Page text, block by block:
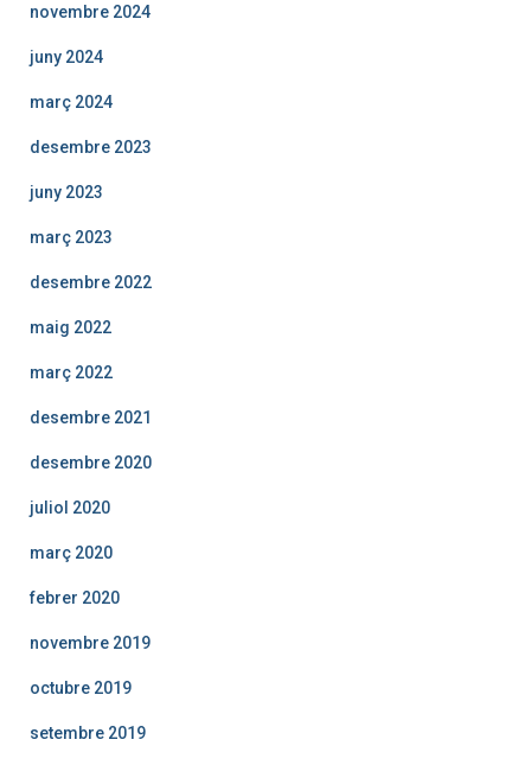
novembre 2024
juny 2024
març 2024
desembre 2023
juny 2023
març 2023
desembre 2022
maig 2022
març 2022
desembre 2021
desembre 2020
juliol 2020
març 2020
febrer 2020
novembre 2019
octubre 2019
setembre 2019